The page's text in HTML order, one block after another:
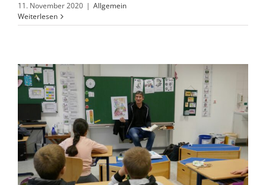
11. November 2020 | Allgemein
Weiterlesen